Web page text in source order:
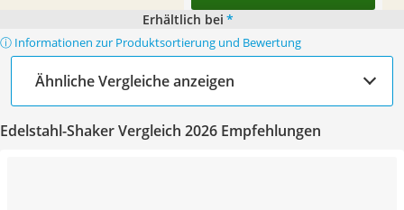
Erhältlich bei *
ⓘ Informationen zur Produktsortierung und Bewertung
Ähnliche Vergleiche anzeigen
Edelstahl-Shaker Vergleich 2026 Empfehlungen